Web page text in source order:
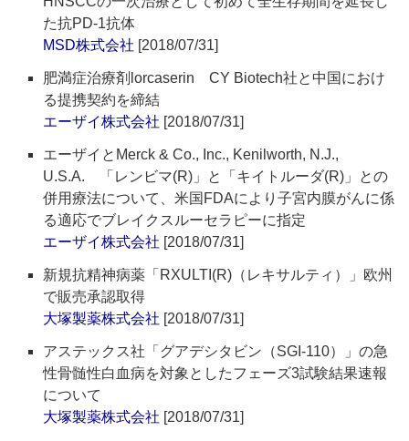
た抗PD-1抗体
MSD株式会社 [2018/07/31]
肥満症治療剤lorcaserin CY Biotech社と中国におけ
る提携契約を締結
エーザイ株式会社 [2018/07/31]
エーザイとMerck & Co., Inc., Kenilworth, N.J.,
U.S.A. 「レンビマ(R)」と「キイトルーダ(R)」との
併用療法について、米国FDAにより子宮内膜がんに係
る適応でブレイクスルーセラピーに指定
エーザイ株式会社 [2018/07/31]
新規抗精神病薬「RXULTI(R)（レキサルティ）」欧州
で販売承認取得
大塚製薬株式会社 [2018/07/31]
アステックス社「グアデシタビン（SGI-110）」の急
性骨髄性白血病を対象としたフェーズ3試験結果速報
について
大塚製薬株式会社 [2018/07/31]